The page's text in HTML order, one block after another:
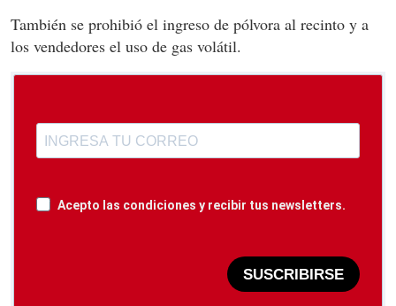
También se prohibió el ingreso de pólvora al recinto y a
los vendedores el uso de gas volátil.
Acepto las condiciones y recibir tus newsletters.
SUSCRIBIRSE